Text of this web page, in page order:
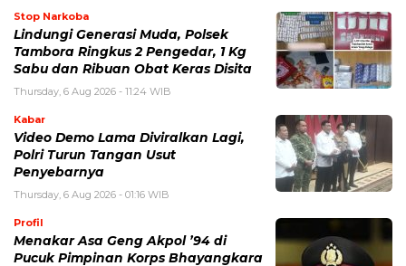
Stop Narkoba
Lindungi Generasi Muda, Polsek
Tambora Ringkus 2 Pengedar, 1 Kg
Sabu dan Ribuan Obat Keras Disita
Thursday, 6 Aug 2026 - 11:24 WIB
Kabar
Video Demo Lama Diviralkan Lagi,
Polri Turun Tangan Usut
Penyebarnya
Thursday, 6 Aug 2026 - 01:16 WIB
Profil
Menakar Asa Geng Akpol ’94 di
Pucuk Pimpinan Korps Bhayangkara